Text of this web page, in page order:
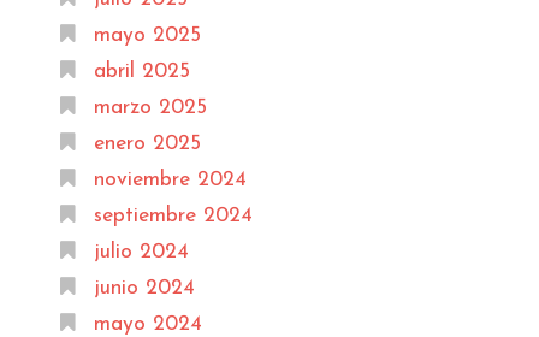
mayo 2025
abril 2025
marzo 2025
enero 2025
noviembre 2024
septiembre 2024
julio 2024
junio 2024
mayo 2024